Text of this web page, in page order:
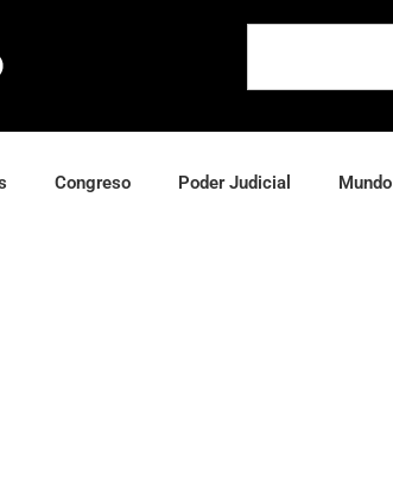
Congreso Poder Judicial Mundo